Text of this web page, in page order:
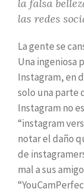
la falsa
las redes
La gente se
Una ingeniosa
Instagram, en
solo una parte
Instagram no
“instagram
notar el daño
de
mal a sus